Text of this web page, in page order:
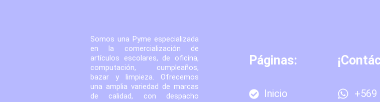
Somos una Pyme especializada
en la comercialización de
artículos escolares, de oficina,
computación, cumpleaños,
bazar y limpieza. Ofrecemos
una amplia variedad de marcas
de calidad, con despacho
Páginas:
Inicio +569